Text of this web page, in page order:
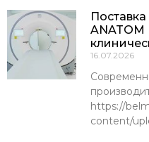
ANATOM
16.07.2026
https://
content/